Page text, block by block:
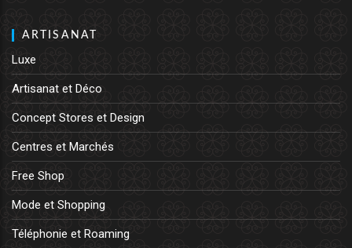
ARTISANAT
Luxe
Artisanat et Déco
Concept Stores et Design
Centres et Marchés
Free Shop
Mode et Shopping
Téléphonie et Roaming